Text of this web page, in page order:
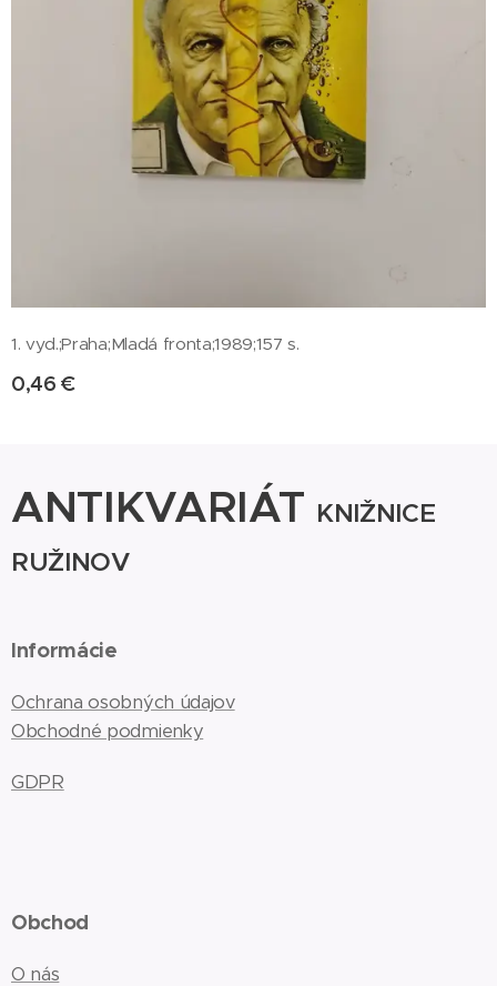
1. vyd.;Praha;Mladá fronta;1989;157 s.
0,46 €
ANTIKVARIÁT KNIŽNICE
RUŽINOV
Informácie
Ochrana osobných údajov
Obchodné podmienky
GDPR
Obchod
O nás